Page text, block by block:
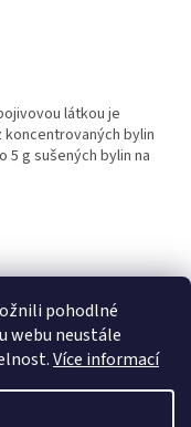
pohodlné
webu neustále
Více informací
látkou je
bylin
5 g sušených bylin na